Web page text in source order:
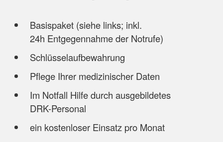
Basispaket (siehe links; inkl.
24h Entgegennahme der Notrufe)
Schlüsselaufbewahrung
Pflege Ihrer medizinischer Daten
Im Notfall Hilfe durch ausgebildetes
DRK-Personal
ein kostenloser Einsatz pro Monat